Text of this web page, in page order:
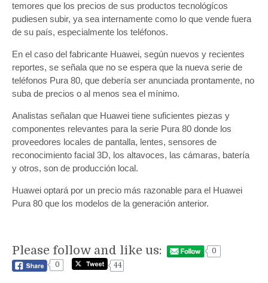
temores que los precios de sus productos tecnológícos
pudiesen subir, ya sea internamente como lo que vende fuera
de su país, especialmente los teléfonos.
En el caso del fabricante Huawei, según nuevos y recientes
reportes, se señala que no se espera que la nueva serie de
teléfonos Pura 80, que debería ser anunciada prontamente, no
suba de precios o al menos sea el mínimo.
Analistas señalan que Huawei tiene suficientes piezas y
componentes relevantes para la serie Pura 80 donde los
proveedores locales de pantalla, lentes, sensores de
reconocimiento facial 3D, los altavoces, las cámaras, batería
y otros, son de producción local.
Huawei optará por un precio más razonable para el Huawei
Pura 80 que los modelos de la generación anterior.
Please follow and like us:
0
0
44